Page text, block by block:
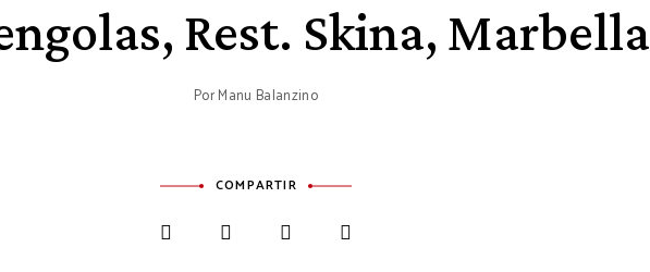
Rest. Skina, Marbella
PorManu Balanzino
COMPARTIR